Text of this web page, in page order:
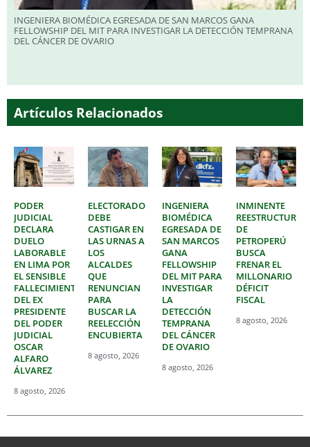
INGENIERA BIOMÉDICA EGRESADA DE SAN MARCOS GANA
FELLOWSHIP DEL MIT PARA INVESTIGAR LA DETECCIÓN TEMPRANA
DEL CÁNCER DE OVARIO
Artículos Relacionados
PODER
JUDICIAL
DECLARA
DUELO
LABORABLE
EN LIMA POR
EL SENSIBLE
FALLECIMIENTO
DEL EX
PRESIDENTE
DEL PODER
JUDICIAL
OSCAR
ALFARO
ÁLVAREZ
8 agosto, 2026
ELECTORADO
DEBE
CASTIGAR EN
LAS URNAS A
LOS
ALCALDES
QUE
RENUNCIAN
PARA
BUSCAR LA
REELECCIÓN
ENCUBIERTA
8 agosto, 2026
INGENIERA
BIOMÉDICA
EGRESADA DE
SAN MARCOS
GANA
FELLOWSHIP
DEL MIT PARA
INVESTIGAR
LA
DETECCIÓN
TEMPRANA
DEL CÁNCER
DE OVARIO
8 agosto, 2026
INMINENTE
DE
PETROPERÚ
BUSCA
FRENAR EL
MILLONARIO
DÉFICIT
FISCAL
8 agosto, 2026